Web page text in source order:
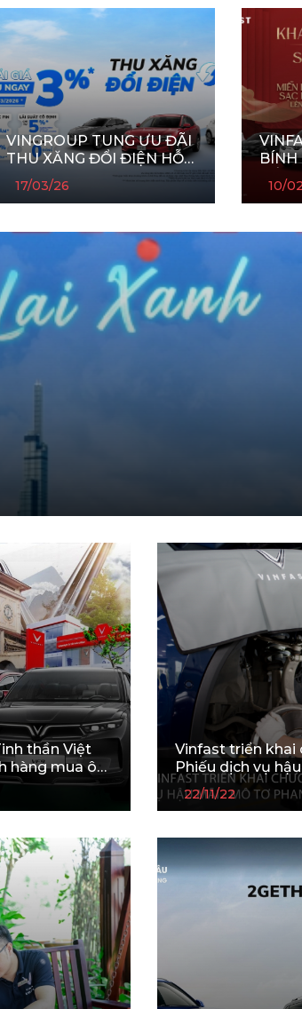
VINGROUP TUNG ƯU ĐÃI
THU XĂNG ĐỔI ĐIỆN HỖ
TRỢ KHÁCH HÀNG GIẢM
ÁP LỰC GIÁ XĂNG DẦU
17/03/26
BÍNH
TẾT
10/
thần Việt
hàng mua ô
Vinfast triển khai
Phiếu dịch vụ
Lux trị giá 3 triệu
22/11/22